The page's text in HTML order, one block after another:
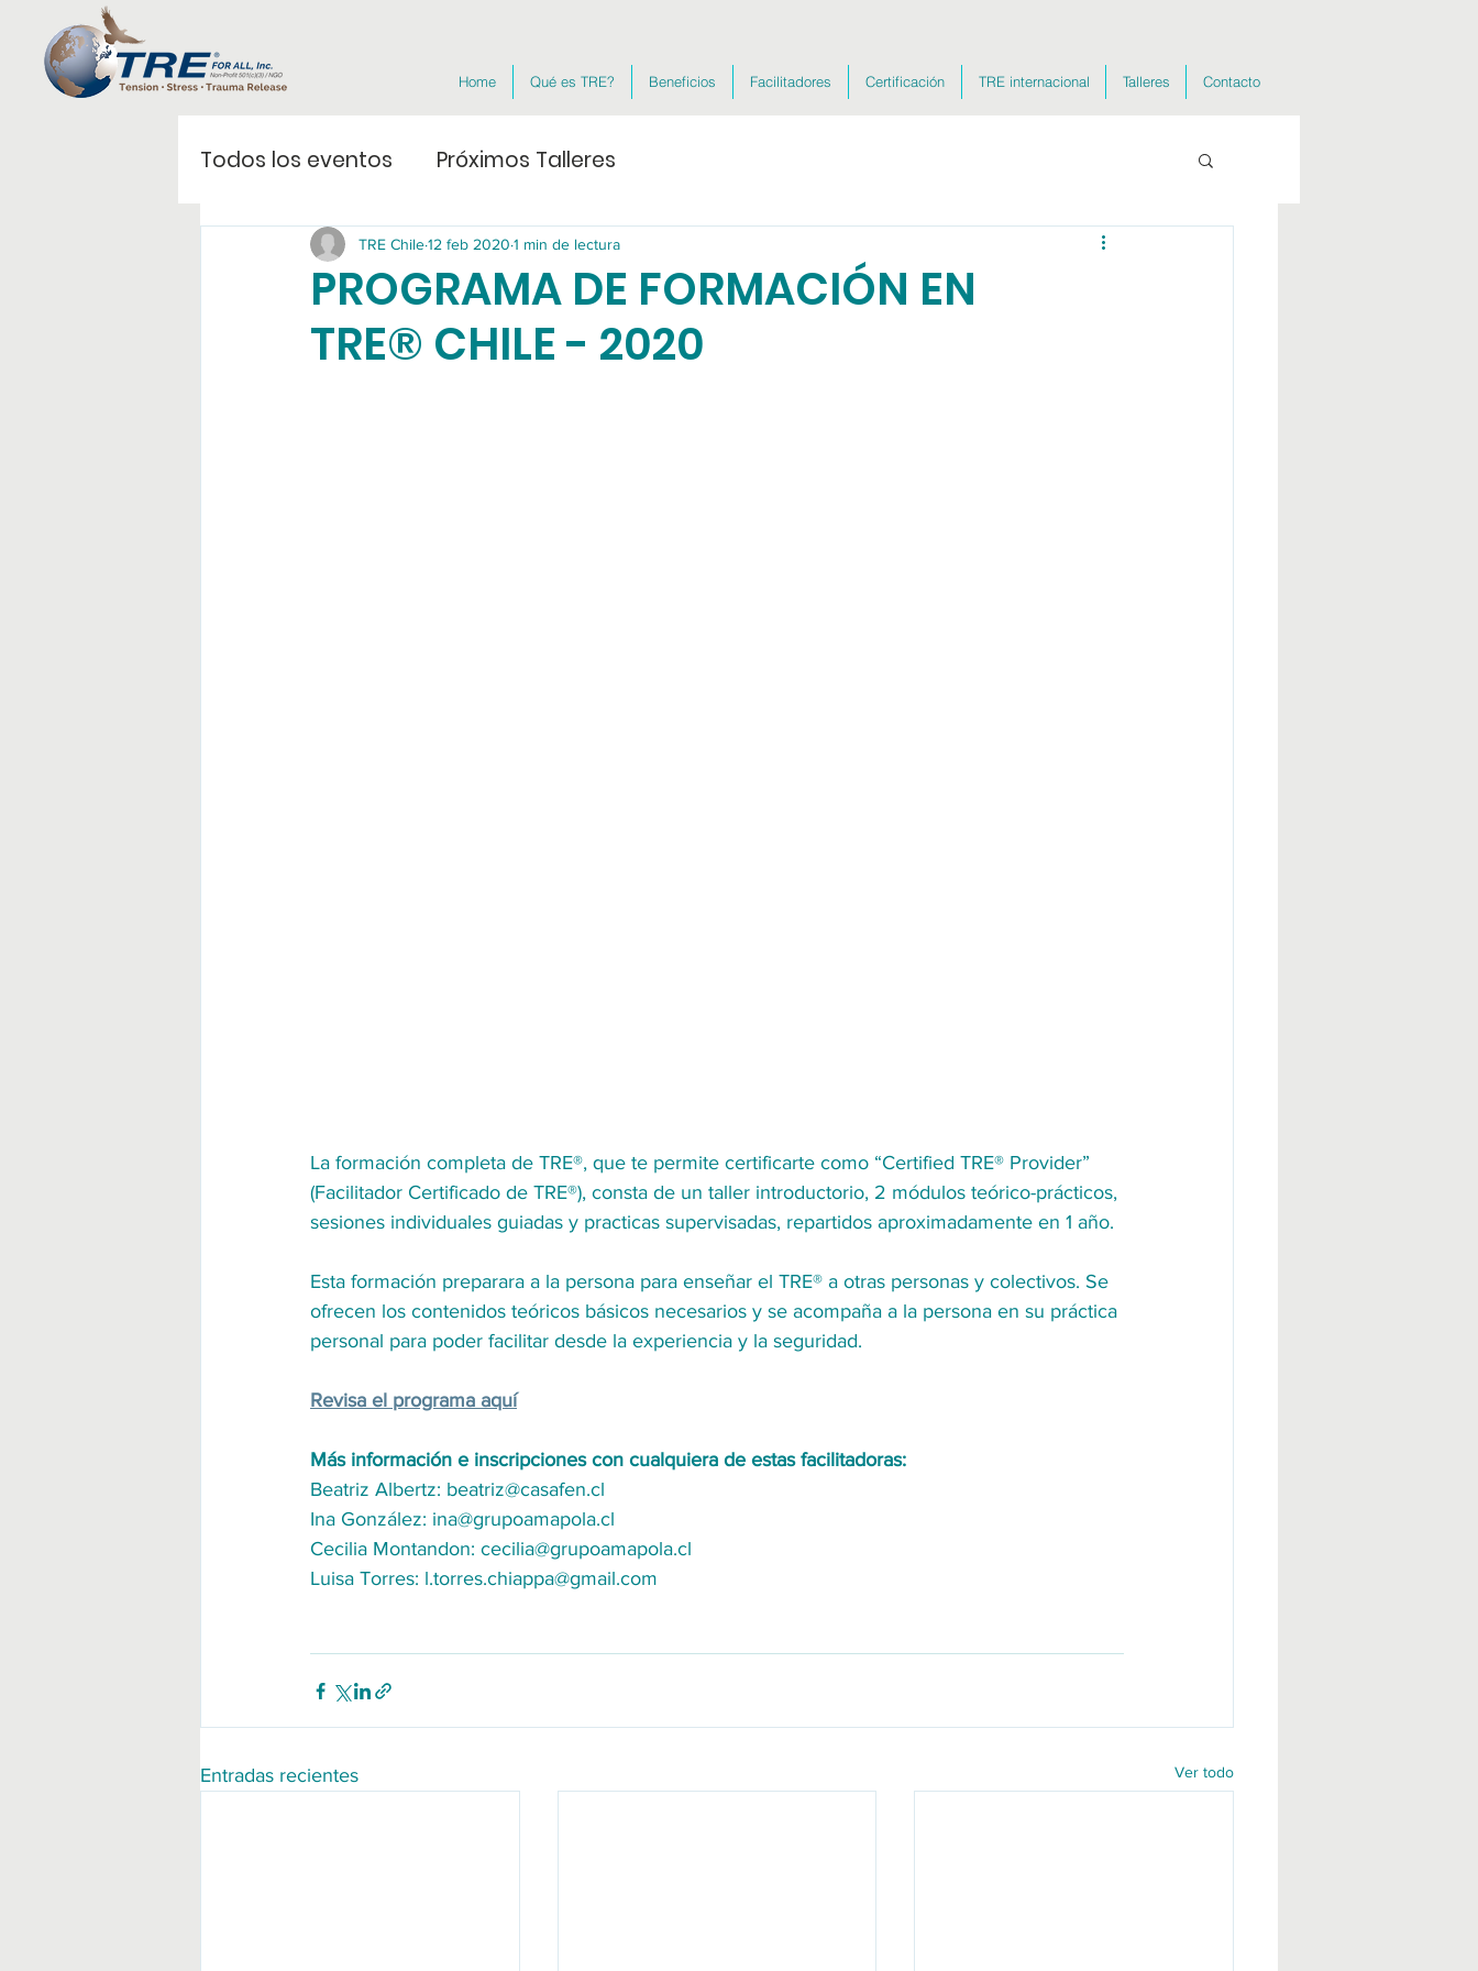
Home Qué es TRE? Beneficios Facilitadores Certificación TRE internacional Talleres Contacto
Todos los eventos Próximos Talleres
PROGRAMA DE FORMACIÓN EN
TRE® CHILE - 2020
TRE Chile12 feb 2020 1 min de lectura
La formación completa de TRE®, que te permite certificarte como “Certified TRE® Provider”
(Facilitador Certificado de TRE®), consta de un taller introductorio, 2 módulos teórico-prácticos,
sesiones individuales guiadas y practicas supervisadas, repartidos aproximadamente en 1 año.
Esta formación preparara a la persona para enseñar el TRE® a otras personas y colectivos. Se
ofrecen los contenidos teóricos básicos necesarios y se acompaña a la persona en su práctica
personal para poder facilitar desde la experiencia y la seguridad.
Revisa el programa aquí
Más información e inscripciones con cualquiera de estas facilitadoras:
Beatriz Albertz: beatriz@casafen.cl
Ina González: ina@grupoamapola.cl
Cecilia Montandon: cecilia@grupoamapola.cl
Luisa Torres: l.torres.chiappa@gmail.com
Entradas recientes Ver todo